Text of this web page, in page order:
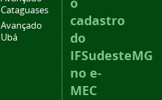
Cataguases
Avançado
Ubá
cadastro
do
IFSudesteMG
no e-
MEC